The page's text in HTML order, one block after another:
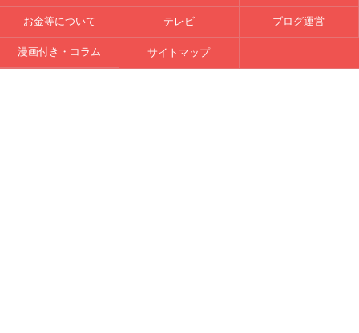
お金等について テレビ ブログ運営
漫画付き・コラム サイトマップ